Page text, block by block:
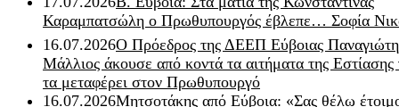
Καραμπατσώλη ο Πρωθυπουργός έβλεπε… Σοφία
16.07.2026Ο Πρόεδρος της ΔΕΕΠ Εύβοιας
Μάλλιος άκουσε από κοντά τα αιτήματα της Εστίασης
τα μεταφέρει στον Πρωθυπουργό
16.07.2026Μητσοτάκης από Εύβοια: «Σας θέλω